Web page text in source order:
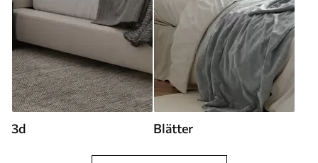
3d Blätter